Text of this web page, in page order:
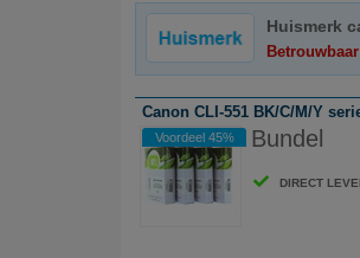
Huismerk
Canon CLI-551 BK/C/M/Y
Voordeel 45% Bundel
DIRECT